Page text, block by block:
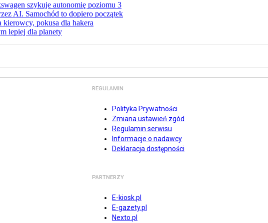
szykuje autonomię poziomu 3
AI. Samochód to dopiero początek
kierowcy, pokusa dla hakera
lepiej dla planety
REGULAMIN
Polityka Prywatności
Zmiana ustawień zgód
Regulamin serwisu
Informacje o nadawcy
Deklaracja dostępności
PARTNERZY
E-kiosk.pl
E-gazety.pl
Nexto.pl